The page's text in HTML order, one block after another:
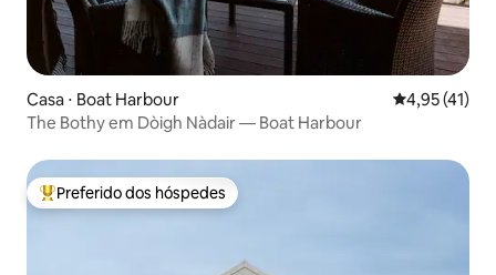
Casa ⋅ Boat Harbour 4,95 de uma
4,95 (41)
The Bothy em Dòigh Nàdair — Boat Harbour
Entre os melhores preferidos dos hóspedes
Preferido dos hóspedes